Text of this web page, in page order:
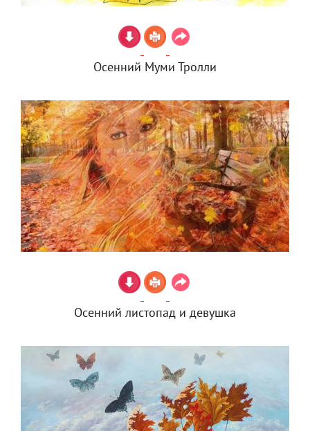
Осенний Муми Тролли
Осенний листопад и девушка